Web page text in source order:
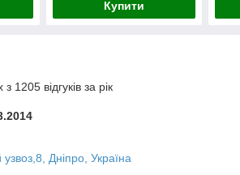
Купити
1205 відгуків за рік
Дніпро, Україна